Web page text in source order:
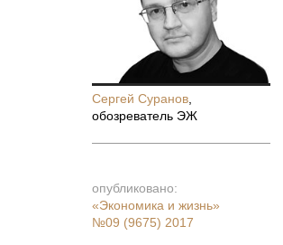
Сергей Суранов,
обозреватель ЭЖ
опубликовано:
«Экономика и жизнь»
№09 (9675) 2017